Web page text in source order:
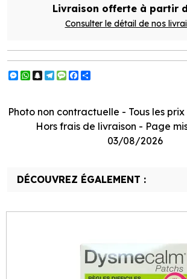
Livraison offerte à partir
Consulter le détail de nos
Messenger
WhatsApp
Snapchat
Telegram
Message
Facebook
Photo non contractuelle - Tous les
Hors frais de livraison - Page
03/08/2026
DÉCOUVREZ ÉGALEMENT :